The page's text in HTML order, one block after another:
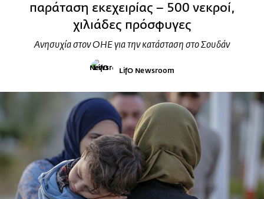
παράταση εκεχειρίας – 500 νεκροί,
χιλιάδες πρόσφυγες
Ανησυχία στον ΟΗΕ για την κατάσταση στο Σουδάν
LifO Newsroom